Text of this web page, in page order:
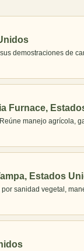
demostraciones de
Furnace,
manejo agrícola,
Estados
sanidad vegetal,